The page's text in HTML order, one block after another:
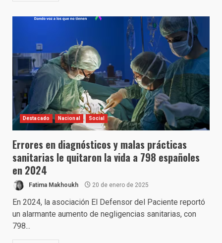
Destacado Nacional Social
Errores en diagnósticos y malas prácticas
sanitarias le quitaron la vida a 798 españoles
en 2024
Fatima Makhoukh 20 de enero de 2025
En 2024, la asociación El Defensor del Paciente reportó
un alarmante aumento de negligencias sanitarias, con
798...